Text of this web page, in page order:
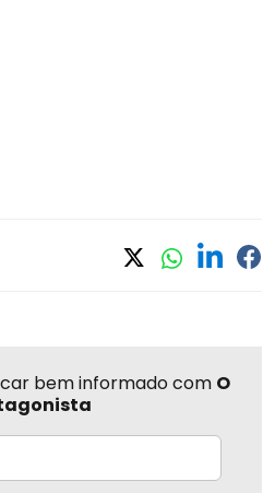
bem informado com O